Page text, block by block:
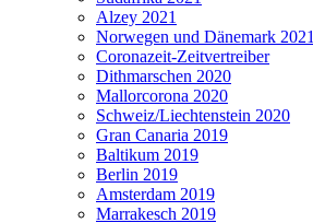
Alzey 2021
Norwegen und Dänemark 2021
Coronazeit-Zeitvertreiber
Dithmarschen 2020
Mallorcorona 2020
Schweiz/Liechtenstein 2020
Gran Canaria 2019
Baltikum 2019
Berlin 2019
Amsterdam 2019
Marrakesch 2019